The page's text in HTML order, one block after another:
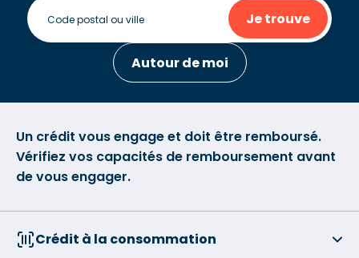
Je trouve
Autour de moi
Un crédit vous engage et doit être remboursé.
Vérifiez vos capacités de remboursement avant
de vous engager.
Crédit à la consommation